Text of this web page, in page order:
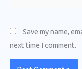
Save my name,
next time I comment.